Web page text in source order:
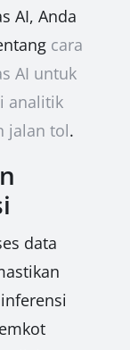
AI, Anda
cara
AI untuk
analitik
jalan tol.
data